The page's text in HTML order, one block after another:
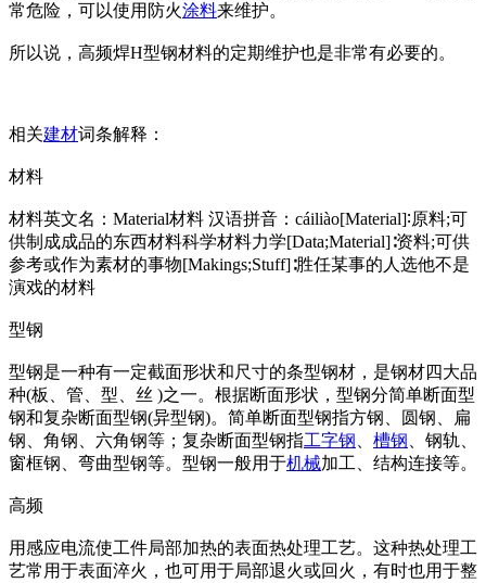
常危险，可以使用防火涂料来维护。
所以说，高频焊H型钢材料的定期维护也是非常有必要的。
相关建材词条解释：
材料
材料英文名：Material材料 汉语拼音：cáiliào[Material]∶原料;可
供制成成品的东西材料科学材料力学[Data;Material]∶资料;可供
参考或作为素材的事物[Makings;Stuff]∶胜任某事的人选他不是
演戏的材料
型钢
型钢是一种有一定截面形状和尺寸的条型钢材，是钢材四大品
种(板、管、型、丝 )之一。根据断面形状，型钢分简单断面型
钢和复杂断面型钢(异型钢)。简单断面型钢指方钢、圆钢、扁
钢、角钢、六角钢等；复杂断面型钢指工字钢 槽钢 、钢轨、
窗框钢、弯曲型钢等。型钢一般用于机械加工、结构连接等。
高频
用感应电流使工件局部加热的表面热处理工艺。这种热处理工
艺常用于表面淬火，也可用于局部退火或回火，有时也用于整